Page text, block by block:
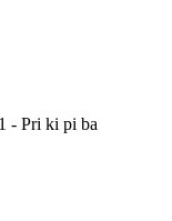
- Pri ki pi ba